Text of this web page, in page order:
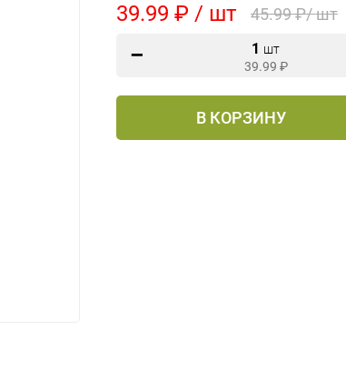
39.99 ₽ / шт 45.99 ₽/ шт
1 шт
39.99 ₽
В КОРЗИНУ